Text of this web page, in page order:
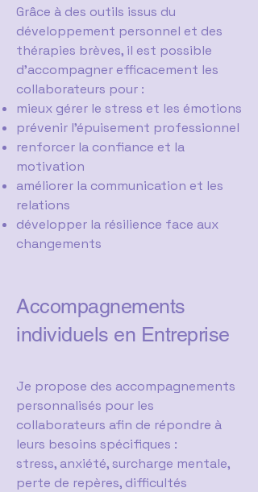
Grâce à des outils issus du
développement personnel et des
thérapies brèves, il est possible
d’accompagner efficacement les
collaborateurs pour :
mieux gérer le stress et les émotions
prévenir l’épuisement professionnel
renforcer la confiance et la
motivation
améliorer la communication et les
relations
développer la résilience face aux
changements
Accompagnements
individuels en Entreprise
Je propose des accompagnements
personnalisés pour les
collaborateurs afin de répondre à
leurs besoins spécifiques :
stress, anxiété, surcharge mentale,
perte de repères, difficultés